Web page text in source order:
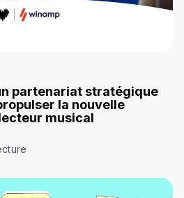
partenariat stratégique
la nouvelle
musical